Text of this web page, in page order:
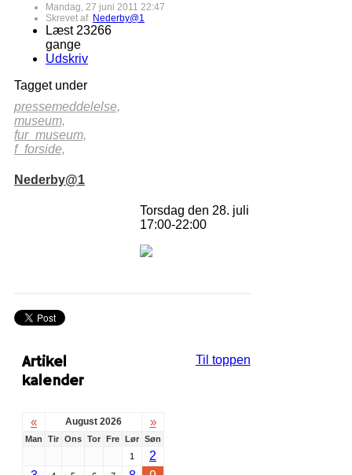
Mandag, 27 juni 2011 22:47
Skrevet af Nederby@1
Læst 23266
gange
Udskriv
Tagget under
pressemeddelelse,
museum,
fur_museum,
f_forside,
Nederby@1
Torsdag den 28. juli
17:00-22:00
Til toppen
Artikel
kalender
« August 2026 »
Man Tir Ons Tor Fre Lør Søn
1
2